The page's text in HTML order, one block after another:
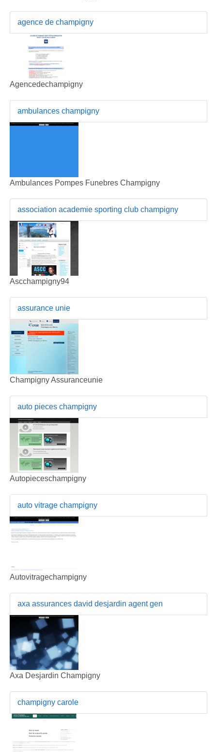
agence de champigny
Agencedechampigny
ambulances champigny
Ambulances Pompes Funebres Champigny
association academie sporting club champigny
Ascchampigny94
assurance unie
Champigny Assuranceunie
auto pieces champigny
Autopieceschampigny
auto vitrage champigny
Autovitragechampigny
axa assurances david desjardin agent gen
Axa Desjardin Champigny
champigny carole